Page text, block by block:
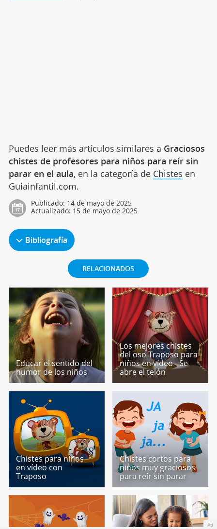
Puedes leer más artículos similares a Graciosos
chistes de profesores para niños para reír sin
parar en el aula, en la categoría de Chistes en
Guiainfantil.com.
Publicado: 14 de mayo de 2025
Actualizado: 15 de mayo de 2025
Bibliografía
RELACIONADOS
Educar el sentido del
humor de los niños
Los mejores chistes
del oso Traposo para
niños en vídeo - Se
abre el telón
Chistes para niños
en vídeo con
Traposo
Chistes cortos para
niños muy graciosos
para reír sin parar
Ad